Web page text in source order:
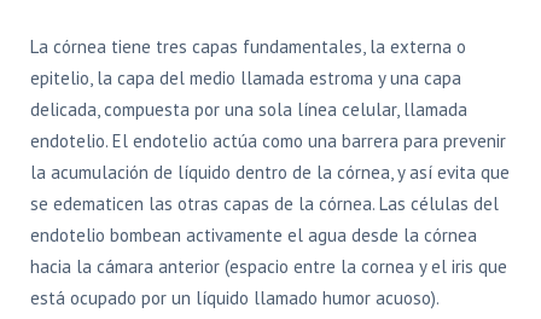
La córnea tiene tres capas fundamentales, la externa o
epitelio, la capa del medio llamada estroma y una capa
delicada, compuesta por una sola línea celular, llamada
endotelio. El endotelio actúa como una barrera para prevenir
la acumulación de líquido dentro de la córnea, y así evita que
se edematicen las otras capas de la córnea. Las células del
endotelio bombean activamente el agua desde la córnea
hacia la cámara anterior (espacio entre la cornea y el iris que
está ocupado por un líquido llamado humor acuoso).